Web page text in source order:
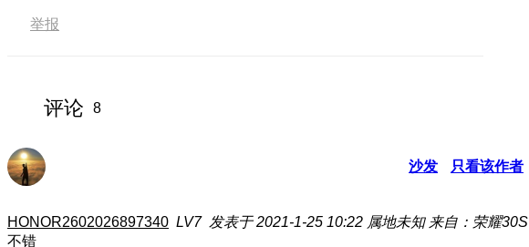
举报
评论 8
沙发 只看该作者
HONOR2602026897340 LV7 发表于 2021-1-25 10:22 属地未知 来自：荣耀30S
不错